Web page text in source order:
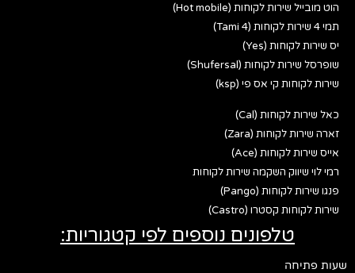
הוט מובייל שירות לקוחות (Hot mobile)
תמי 4 שירות לקוחות (Tami 4)
יס שירות לקוחות (Yes)
שופרסל שירות לקוחות (Shufersal)
שירות לקוחות קי אס פי (ksp)
כאל שירות לקוחות (Cal)
זארה שירות לקוחות (Zara)
אייס שירות לקוחות (Ace)
רמי לוי שיווק השקמה שירות לקוחות
פנגו שירות לקוחות (Pango)
שירות לקוחות קסטרו (Castro)
טלפונים נוספים לפי קטגוריות:
שעות פתיחה